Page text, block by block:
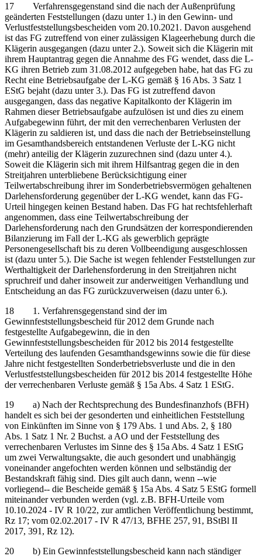
17 Verfahrensgegenstand sind die nach der Außenprüfung
geänderten Feststellungen (dazu unter 1.) in den Gewinn- und
Verlustfeststellungsbescheiden vom 20.10.2021. Davon ausgehend
ist das FG zutreffend von einer zulässigen Klageerhebung durch die
Klägerin ausgegangen (dazu unter 2.). Soweit sich die Klägerin mit
ihrem Hauptantrag gegen die Annahme des FG wendet, dass die L-
KG ihren Betrieb zum 31.08.2012 aufgegeben habe, hat das FG zu
Recht eine Betriebsaufgabe der L-KG gemäß § 16 Abs. 3 Satz 1
EStG bejaht (dazu unter 3.). Das FG ist zutreffend davon
ausgegangen, dass das negative Kapitalkonto der Klägerin im
Rahmen dieser Betriebsaufgabe aufzulösen ist und dies zu einem
Aufgabegewinn führt, der mit den verrechenbaren Verlusten der
Klägerin zu saldieren ist, und dass die nach der Betriebseinstellung
im Gesamthandsbereich entstandenen Verluste der L-KG nicht
(mehr) anteilig der Klägerin zuzurechnen sind (dazu unter 4.).
Soweit die Klägerin sich mit ihrem Hilfsantrag gegen die in den
Streitjahren unterbliebene Berücksichtigung einer
Teilwertabschreibung ihrer im Sonderbetriebsvermögen gehaltenen
Darlehensforderung gegenüber der L-KG wendet, kann das FG-
Urteil hingegen keinen Bestand haben. Das FG hat rechtsfehlerhaft
angenommen, dass eine Teilwertabschreibung der
Darlehensforderung nach den Grundsätzen der korrespondierenden
Bilanzierung im Fall der L-KG als gewerblich geprägte
Personengesellschaft bis zu deren Vollbeendigung ausgeschlossen
ist (dazu unter 5.). Die Sache ist wegen fehlender Feststellungen zur
Werthaltigkeit der Darlehensforderung in den Streitjahren nicht
spruchreif und daher insoweit zur anderweitigen Verhandlung und
Entscheidung an das FG zurückzuverweisen (dazu unter 6.).
18 1. Verfahrensgegenstand sind der im
Gewinnfeststellungsbescheid für 2012 dem Grunde nach
festgestellte Aufgabegewinn, die in den
Gewinnfeststellungsbescheiden für 2012 bis 2014 festgestellte
Verteilung des laufenden Gesamthandsgewinns sowie die für diese
Jahre nicht festgestellten Sonderbetriebsverluste und die in den
Verlustfeststellungsbescheiden für 2012 bis 2014 festgestellte Höhe
der verrechenbaren Verluste gemäß § 15a Abs. 4 Satz 1 EStG.
19 a) Nach der Rechtsprechung des Bundesfinanzhofs (BFH)
handelt es sich bei der gesonderten und einheitlichen Feststellung
von Einkünften im Sinne von § 179 Abs. 1 und Abs. 2, § 180
Abs. 1 Satz 1 Nr. 2 Buchst. a AO und der Feststellung des
verrechenbaren Verlustes im Sinne des § 15a Abs. 4 Satz 1 EStG
um zwei Verwaltungsakte, die auch gesondert und unabhängig
voneinander angefochten werden können und selbständig der
Bestandskraft fähig sind. Dies gilt auch dann, wenn ‑‑wie
vorliegend‑‑ die Bescheide gemäß § 15a Abs. 4 Satz 5 EStG formell
miteinander verbunden werden (vgl. z.B. BFH-Urteile vom
10.10.2024 - IV R 10/22, zur amtlichen Veröffentlichung bestimmt,
Rz 17; vom 02.02.2017 - IV R 47/13, BFHE 257, 91, BStBl II
2017, 391, Rz 12).
20 b) Ein Gewinnfeststellungsbescheid kann nach ständiger